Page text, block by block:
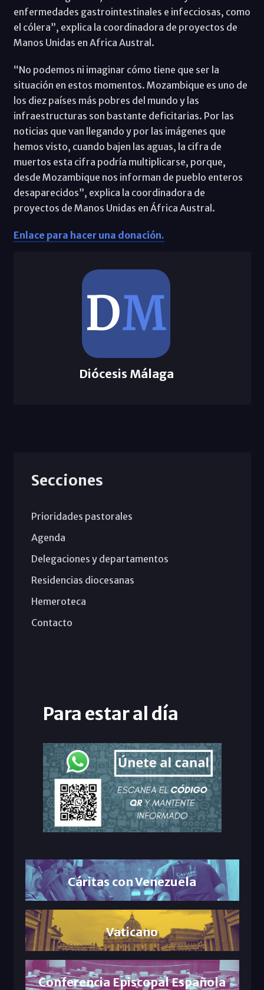
enfermedades gastrointestinales e infecciosas, como
el cólera”, explica la coordinadora de proyectos de
Manos Unidas en Africa Austral.
“No podemos ni imaginar cómo tiene que ser la
situación en estos momentos. Mozambique es uno de
los diez países más pobres del mundo y las
infraestructuras son bastante deficitarias. Por las
noticias que van llegando y por las imágenes que
hemos visto, cuando bajen las aguas, la cifra de
muertos esta cifra podría multiplicarse, porque,
desde Mozambique nos informan de pueblo enteros
desaparecidos”, explica la coordinadora de
proyectos de Manos Unidas en África Austral.
Enlace para hacer una donación.
Diócesis Málaga
Secciones
Prioridades pastorales
Agenda
Delegaciones y departamentos
Residencias diocesanas
Hemeroteca
Contacto
Para estar al día
Cáritas con Venezuela
Vaticano
Conferencia Episcopal Española